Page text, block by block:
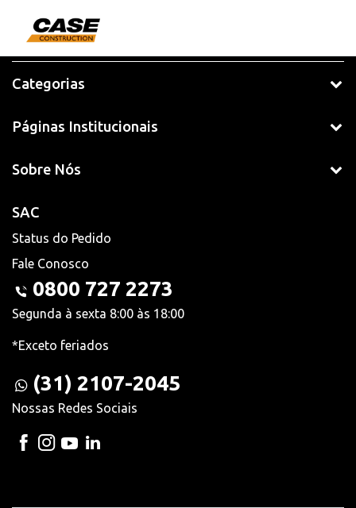
Categorias
Páginas Institucionais
Sobre Nós
SAC
Status do Pedido
Fale Conosco
0800 727 2273
Segunda à sexta 8:00 às 18:00
*Exceto feriados
(31) 2107-2045
Nossas Redes Sociais